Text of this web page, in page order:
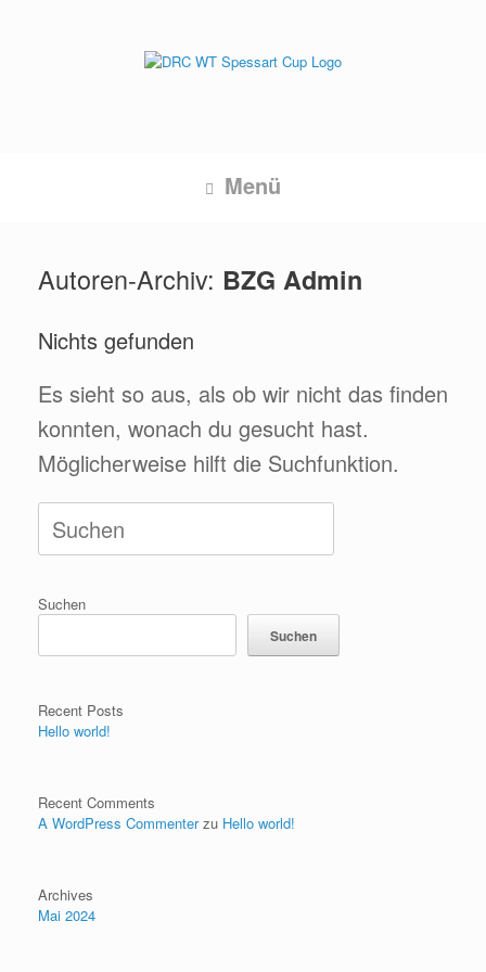
Menü
Autoren-Archiv: BZG Admin
Nichts gefunden
Es sieht so aus, als ob wir nicht das finden
konnten, wonach du gesucht hast.
Möglicherweise hilft die Suchfunktion.
Suche
nach:
Suchen
Suchen
Recent Posts
Hello world!
Recent Comments
A WordPress Commenterzu Hello world!
Archives
Mai 2024